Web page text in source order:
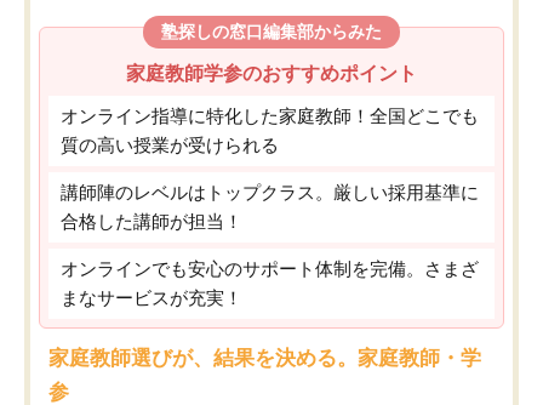
塾探しの窓口編集部からみた
家庭教師学参のおすすめポイント
オンライン指導に特化した家庭教師！全国どこでも
質の高い授業が受けられる
講師陣のレベルはトップクラス。厳しい採用基準に
合格した講師が担当！
オンラインでも安心のサポート体制を完備。さまざ
まなサービスが充実！
家庭教師選びが、結果を決める。家庭教師・学
参